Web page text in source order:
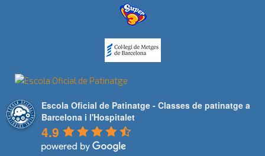
Escola Oficial de Patinatge - Classes de patinatge a
Barcelona i l'Hospitalet
4.9